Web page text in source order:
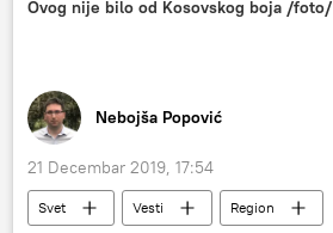
Ovog nije bilo od Kosovskog boja /foto/
Nebojša Popović
21 Decembar 2019, 17:54
Svet Vesti Region